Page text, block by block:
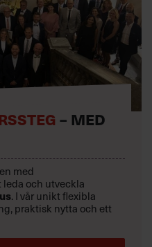
– MED
med
leda och utveckla
. I vår unikt flexibla
praktisk nytta och ett